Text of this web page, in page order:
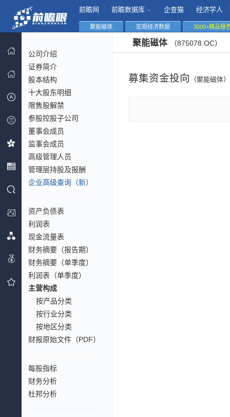
前瞻网 前瞻数据库 企查猫 经济学人
聚能磁体 宏观经济数据 3000+精品报
公司介绍
证券简介
股本结构
十大股东明细
限售股解禁
参股控股子公司
董事会成员
监事会成员
高级管理人员
管理层持股及报酬
企业高级查询（新）
资产负债表
利润表
现金流量表
财务摘要（报告期）
财务摘要（单季度）
利润表（单季度）
主营构成
按产品分类
按行业分类
按地区分类
财报原始文件（PDF）
每股指标
财务分析
杜邦分析
聚能磁体 （875078.OC）
募集资金投向 （聚能磁体）